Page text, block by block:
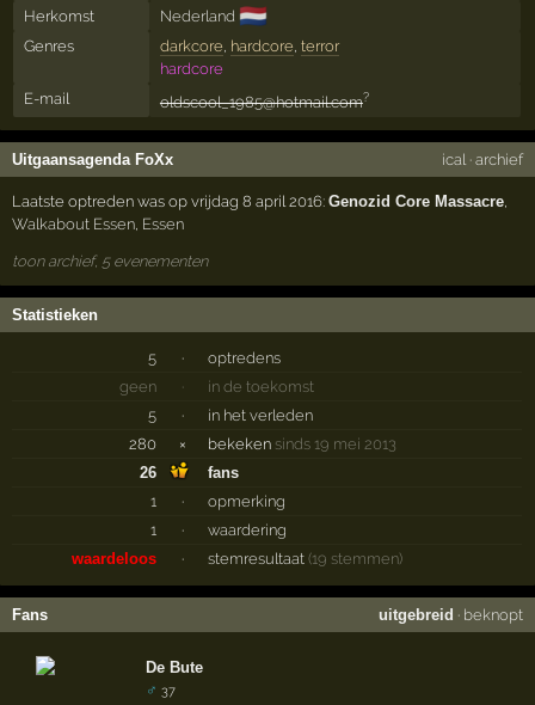
Herkomst
Nederland 🇳🇱
Genres darkcore hardcore terror
hardcore
E-mail
oldscool_1985@hotmail.com?
Uitgaansagenda FoXx ical· archief
Laatste optreden was op vrijdag 8 april 2016:Genozid Core Massacre
Walkabout Essen Essen
toon archief, 5 evenementen
Statistieken
5 ·
optredens
geen
·
in de toekomst
5
·
in het verleden
280
× bekeken sinds 19 mei 2013
26
fans
1
·
opmerking
1
·
waardering
waardeloos
· stemresultaat (19 stemmen)
Fans uitgebreid · beknopt
De Bute
♂ 37